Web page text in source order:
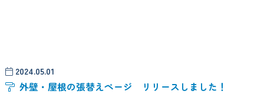
2024.05.01
外壁・屋根の張替えページ リリースしました！